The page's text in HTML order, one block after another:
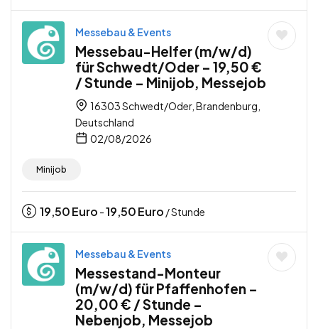
Messebau & Events
Messebau-Helfer (m/w/d)
für Schwedt/Oder – 19,50 €
/ Stunde – Minijob, Messejob
16303 Schwedt/Oder, Brandenburg,
Deutschland
02/08/2026
Minijob
19,50Euro -19,50Euro / Stunde
Messebau & Events
Messestand-Monteur
(m/w/d) für Pfaffenhofen –
20,00 € / Stunde –
Nebenjob, Messejob